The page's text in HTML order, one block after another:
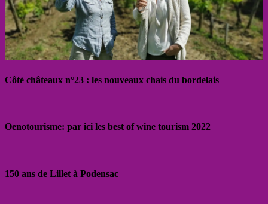
Côté châteaux n°23 : les nouveaux chais du bordelais
Oenotourisme: par ici les best of wine tourism 2022
150 ans de Lillet à Podensac